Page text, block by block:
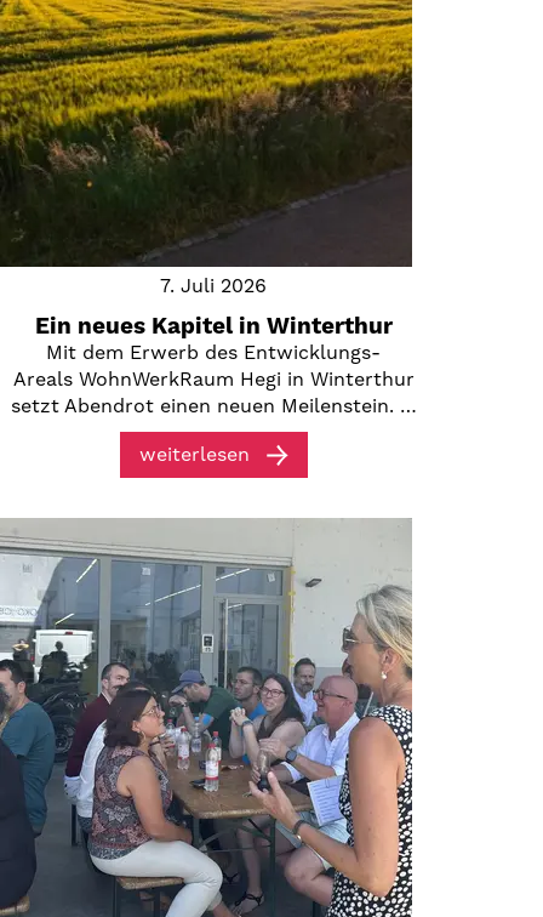
7. Juli 2026
Ein neues Kapitel in Winterthur
Mit dem Erwerb des Entwicklungs-
Areals WohnWerkRaum Hegi in Winterthur
setzt Abendrot einen neuen Meilenstein. …
weiterlesen